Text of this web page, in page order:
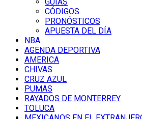
CÓDIGOS
PRONÓSTICOS
APUESTA DEL DÍA
NBA
AGENDA DEPORTIVA
AMERICA
CHIVAS
CRUZ AZUL
PUMAS
RAYADOS DE MONTERREY
TOLUCA